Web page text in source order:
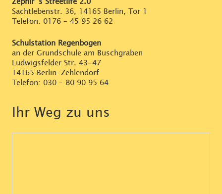
Sachtlebenstr. 36, 14165 Berlin, Tor 1
Telefon: 0176 – 45 95 26 62
Schulstation Regenbogen
an der Grundschule am Buschgraben
Ludwigsfelder Str. 43-47
14165 Berlin-Zehlendorf
Telefon: 030 – 80 90 95 64
Ihr Weg zu uns